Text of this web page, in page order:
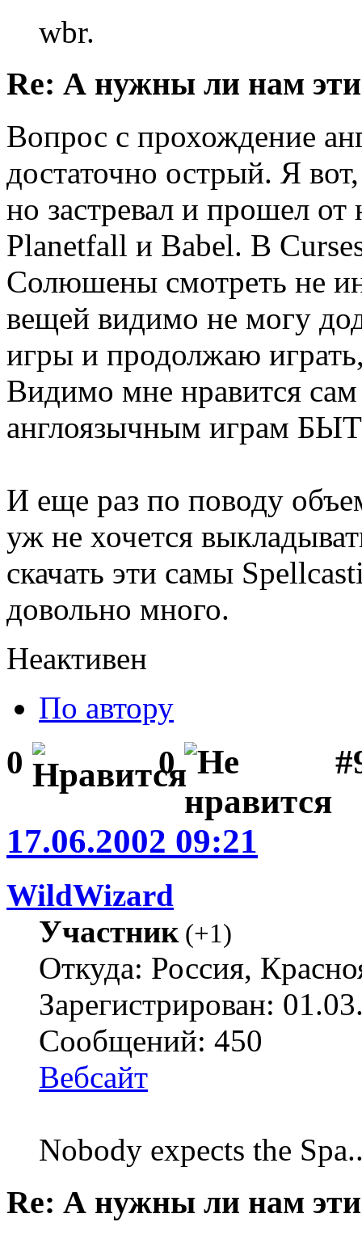
wbr.
Re: А нужны ли нам
Вопрос с прохождение
достаточно острый. Я
но застревал и прошел от
Planetfall и Babel. В
Солюшены смотреть не
вещей видимо не могу
игры и продолжаю
Видимо мне нравится
англоязычным играм
И еще раз по поводу
уж не хочется
скачать эти самы
довольно много.
Неактивен
По автору
0 0
17.06.2002 09:21
WildWizard
Участник(+1)
Откуда: Россия,
Зарегистрирован:
Сообщений: 450
Вебсайт
Nobody expects the
Re: А нужны ли нам